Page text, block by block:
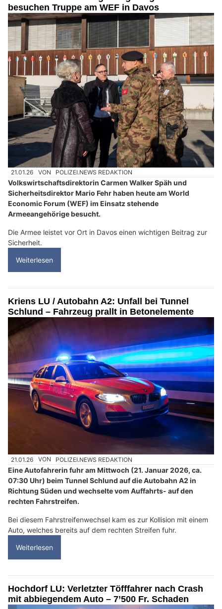
besuchen Truppe am WEF in Davos
21.01.26 VON POLIZEI.NEWS REDAKTION
Volkswirtschaftsdirektorin Carmen Walker Späh und
Sicherheitsdirektor Mario Fehr haben heute am World
Economic Forum (WEF) im Einsatz stehende
Armeeangehörige besucht.
Die Armee leistet vor Ort in Davos einen wichtigen Beitrag zur
Sicherheit.
Weiterlesen
Kriens LU / Autobahn A2: Unfall bei Tunnel
Schlund – Fahrzeug prallt in Betonelemente
21.01.26 VON POLIZEI.NEWS REDAKTION
Eine Autofahrerin fuhr am Mittwoch (21. Januar 2026, ca.
07:30 Uhr) beim Tunnel Schlund auf die Autobahn A2 in
Richtung Süden und wechselte vom Auffahrts- auf den
rechten Fahrstreifen.
Bei diesem Fahrstreifenwechsel kam es zur Kollision mit einem
Auto, welches bereits auf dem rechten Streifen fuhr.
Weiterlesen
Hochdorf LU: Verletzter Töfffahrer nach Crash
mit abbiegendem Auto – 7’500 Fr. Schaden